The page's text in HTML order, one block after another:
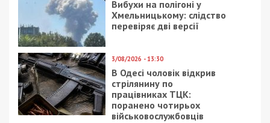
Вибухи на полігоні у
Хмельницькому: слідство
перевіряє дві версії
3/08/2026 - 13:30
В Одесі чоловік відкрив
стрілянину по
працівниках ТЦК:
поранено чотирьох
військовослужбовців